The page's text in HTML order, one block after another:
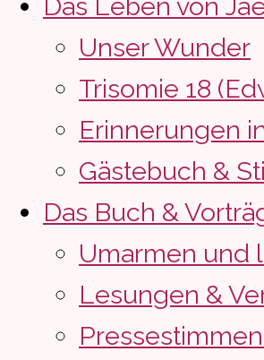
Das Leben von
Unser Wunder
Trisomie 18
Erinnerungen
Gästebuch &
Das Buch &
Umarmen und
Lesungen &